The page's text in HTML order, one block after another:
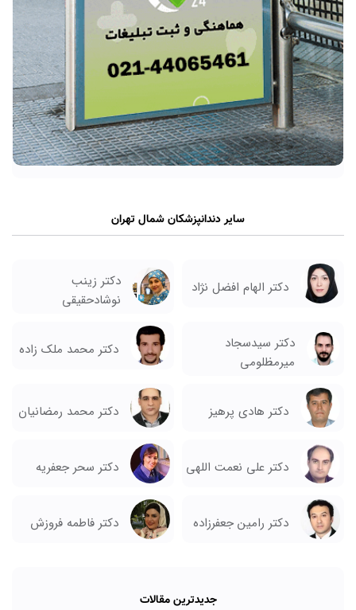
سایر دندانپزشکان شمال تهران
دکتر الهام افضل نژاد
دکتر زینب
نوشادحقیقی
دکتر سیدسجاد
میرمظلومی
دکتر محمد ملک زاده
دکتر هادی پرهیز دکتر محمد رمضانیان
دکتر علی نعمت اللهی دکتر سحر جعفریه
دکتر رامین جعفرزاده دکتر فاطمه فروزش
جدیدترین مقالات